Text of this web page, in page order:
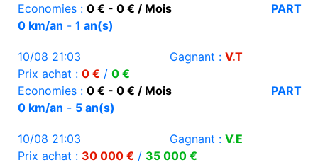
Economies : 0 € - 0 € / Mois
PART
0 km/an - 1 an(s)
10/08 21:03 Gagnant : V.T
Prix achat : 0 € / 0 €
Economies : 0 € - 0 € / Mois
PART
0 km/an - 5 an(s)
10/08 21:03 Gagnant : V.E
Prix achat : 30 000 € / 35 000 €